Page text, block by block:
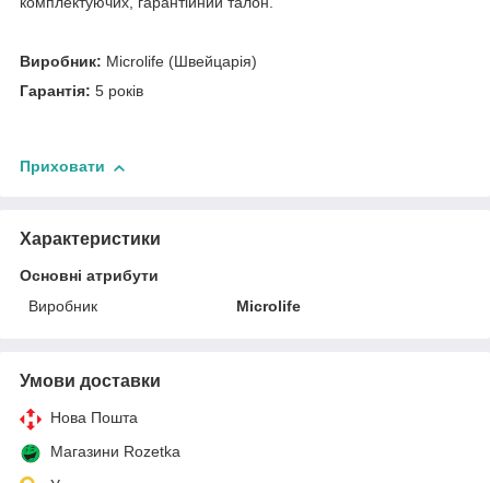
Виробник: Microlife (Швейцарія)
Гарантія: 5 років
Приховати
Характеристики
Основні атрибути
Виробник
Microlife
Умови доставки
Нова Пошта
Магазини Rozetka